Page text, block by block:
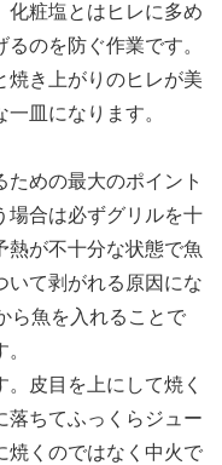
化粧塩とはヒレに多め
のを防ぐ作業です。
焼き上がりのヒレが美
皿になります。
めの最大のポイント
場合は必ずグリルを十
熱が不十分な状態で魚
いて剥がれる原因にな
ら魚を入れることで
皮目を上にして焼く
落ちてふっくらジュー
焼くのではなく中火で